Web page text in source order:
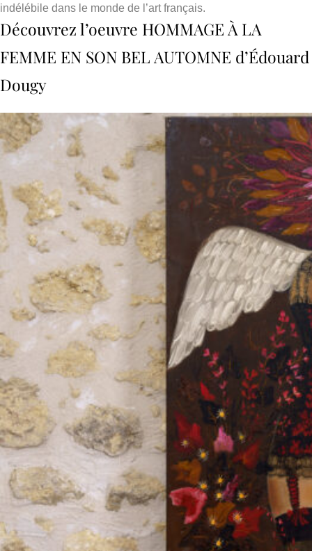
indélébile dans le monde de l’art français.
Découvrez l’oeuvre HOMMAGE À LA
FEMME EN SON BEL AUTOMNE d’Édouard
Dougy